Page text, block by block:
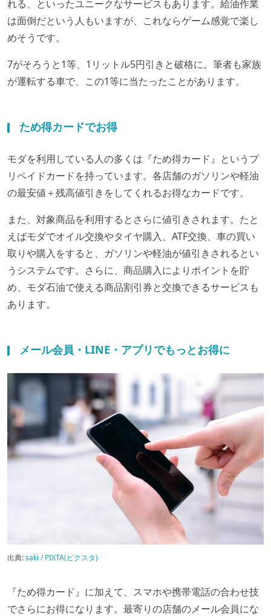
れる、といったユニークなサービスもあります。給油作業
は面倒だという人もいますが、これならゲーム感覚で楽し
めそうです。
7がそろうと1等、1リットル5円引きと破格に。筆者も家族
が運転する車で、この1等に当たったことがあります。
ため得カードでお得
モダを利用している人の多くは『ため得カード』というプ
リペイドカードを持っています。各店舗のガソリンや軽油
の最安値＋残高値引きをしてくれるお得なカードです。
また、対象商品を利用するとさらに値引きされます。たと
えばモダでオイル交換やタイヤ購入、ATF交換、車の買い
取りや購入をすると、ガソリンや軽油が値引きされるとい
うシステムです。さらに、商品購入によりポイントを貯
め、モダ石油で使える商品割引券と交換できるサービスも
あります。
メール会員・LINE・アプリでもっとお得に
出典:saki / PIXTA(ピクスタ)
『ため得カード』に加えて、スマホや携帯電話の合わせ技
でさらにお得になります。最寄りの店舗のメール会員にな